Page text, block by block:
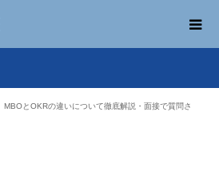
MBOとOKRの違いについて徹底解説・面接で質問さ